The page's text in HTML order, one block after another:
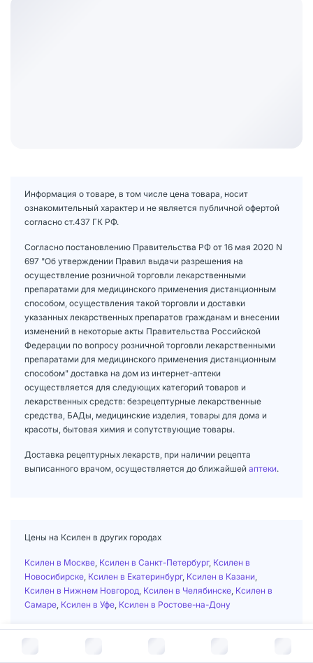
В корзину за руб.
Информация о товаре, в том числе цена товара, носит
ознакомительный характер и не является публичной офертой
согласно ст.437 ГК РФ.
Согласно постановлению Правительства РФ от 16 мая 2020 N
697 "Об утверждении Правил выдачи разрешения на
осуществление розничной торговли лекарственными
препаратами для медицинского применения дистанционным
способом, осуществления такой торговли и доставки
указанных лекарственных препаратов гражданам и внесении
изменений в некоторые акты Правительства Российской
Федерации по вопросу розничной торговли лекарственными
препаратами для медицинского применения дистанционным
способом" доставка на дом из интернет-аптеки
осуществляется для следующих категорий товаров и
лекарственных средств: безрецептурные лекарственные
средства, БАДы, медицинские изделия, товары для дома и
красоты, бытовая химия и сопутствующие товары.
Доставка рецептурных лекарств, при наличии рецепта
выписанного врачом, осуществляется до ближайшей аптеки.
Цены на Ксилен в других городах
Ксилен в Москве Ксилен в Санкт-Петербург, Ксилен в
Новосибирске Ксилен в Екатеринбург, Ксилен в Казани
Ксилен в Нижнем Новгород Ксилен в Челябинске Ксилен в
Самаре Ксилен в Уфе Ксилен в Ростове-на-Дону
Главная / Лекарственные средства /